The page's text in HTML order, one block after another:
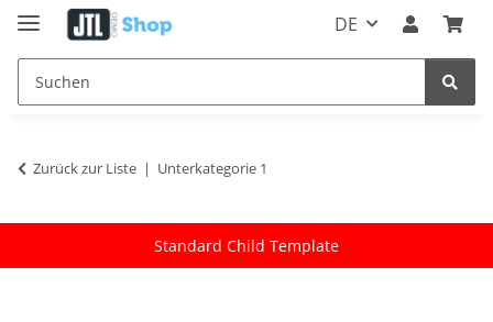
DE
Zurück zur Liste Unterkategorie 1
Standard Child Template